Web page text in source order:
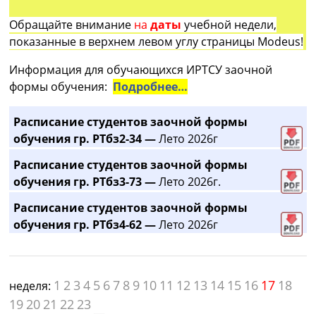
Обращайте внимание на датыучебной недели,
показанные в верхнем левом углу страницы Modeus!
Информация для обучающихся ИРТСУ заочной
формы обучения: Подробнее…
Расписание студентов заочной формы
обучения гр. РТбз2-34 —Лето 2026г
Расписание студентов заочной формы
обучения гр. РТбз3-73 —Лето 2026г.
Расписание студентов заочной формы
обучения гр. РТбз4-62 —Лето 2026г
неделя: 1 2 3 4 5 6 7 8 9 10 11 12 13 14 15 16 17 18
19 20 21 22 23